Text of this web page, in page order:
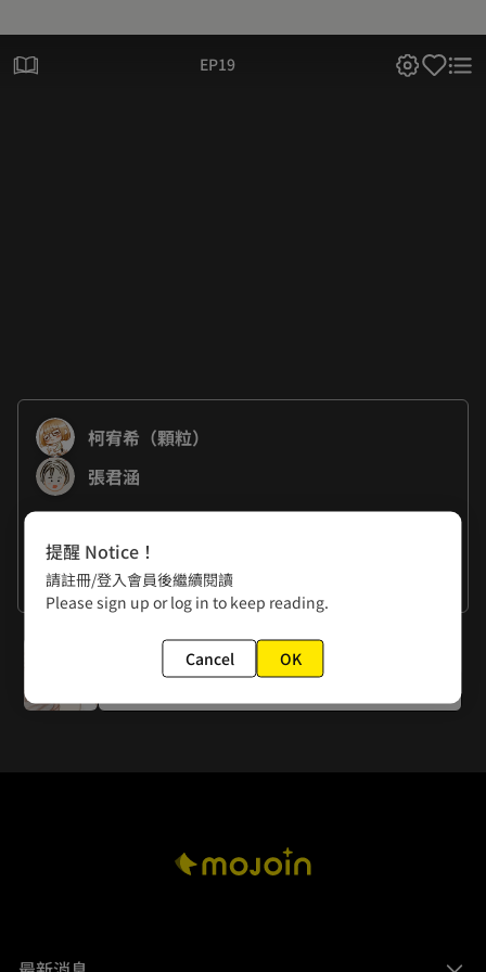
EP19
柯宥希（顆粒）
張君涵
宥希：「結局倒數了！！！好開心又好興奮啊啊啊啊啊！」
君涵：「也許一開始的動機不對，加上一堆陰錯陽差的選擇累
積起來就走上了這條路，但相信晨新很努力地用她的方式去彌
後一話，好期待唷。」
看更多
提醒 Notice！
請註冊/登入會員後繼續閱讀
Please sign up or log in to keep reading.
Cancel OK